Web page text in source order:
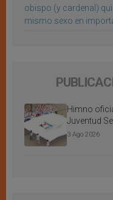
obispo (y cardenal)
mismo sexo en
Himno
Juventud
3 Ago 2026